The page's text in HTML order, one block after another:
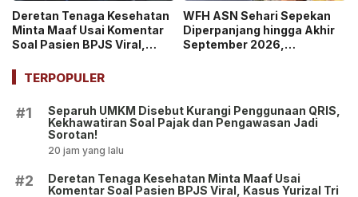
Deretan Tenaga Kesehatan
Minta Maaf Usai Komentar
Soal Pasien BPJS Viral,
Chaerawan Jadi Sorotan
Publik!
WFH ASN Sehari Sepekan
Diperpanjang hingga Akhir
September 2026,
TERPOPULER
#1
Separuh UMKM Disebut Kurangi Penggunaan QRIS,
Kekhawatiran Soal Pajak dan Pengawasan Jadi
Sorotan!
20 jam yang lalu
#2
Deretan Tenaga Kesehatan Minta Maaf Usai
Komentar Soal Pasien BPJS Viral, Kasus Yurizal Tri